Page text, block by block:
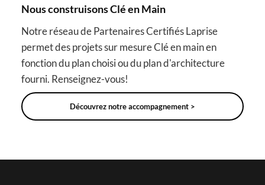
Nous construisons Clé en Main
Notre réseau de Partenaires Certifiés Laprise
permet des projets sur mesure Clé en main en
fonction du plan choisi ou du plan d'architecture
fourni. Renseignez-vous!
Découvrez notre accompagnement >